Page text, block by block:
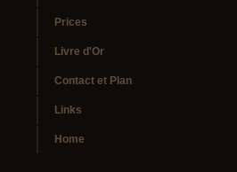
Prices
Livre d'Or
Contact et Plan
Links
Home